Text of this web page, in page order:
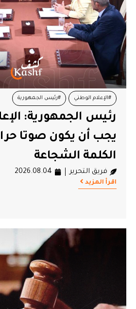
#الإعلام الوطني #رئيس الجمهورية
رئيس الجمهورية:
يجب أن يكون صوتا
الكلمة الشجاعة
فريق التحرير 2026.08.04
اقرأ المزيد